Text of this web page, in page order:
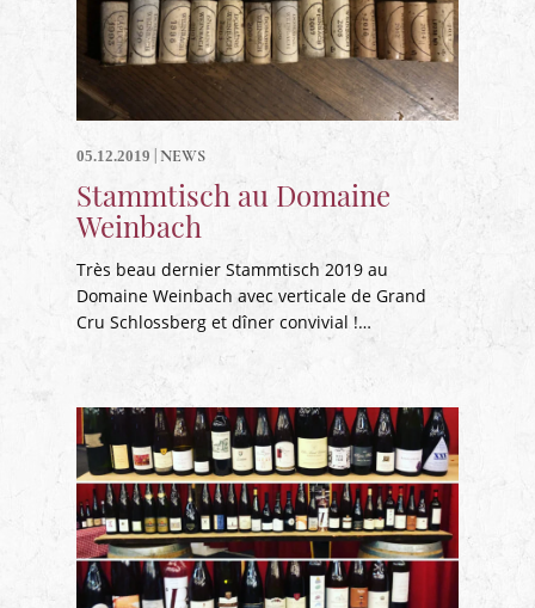
05.12.2019 NEWS
Stammtisch au Domaine
Weinbach
Très beau dernier Stammtisch 2019 au
Domaine Weinbach avec verticale de Grand
Cru Schlossberg et dîner convivial !…